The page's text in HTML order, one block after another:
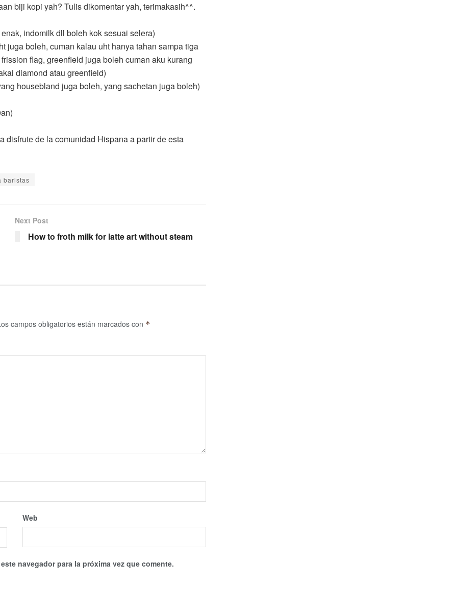
biji kopi yah? Tulis dikomentar yah, terimakasih^^.
indomilk dll boleh kok sesuai selera)
juga boleh, cuman kalau uht hanya tahan sampa tiga
flag, greenfield juga boleh cuman aku kurang
diamond atau greenfield)
housebland juga boleh, yang sachetan juga boleh)
disfrute de la comunidad Hispana a partir de esta
baristas
Next Post
How to froth milk for latte art without steam
campos obligatorios están marcados con *
Web
navegador para la próxima vez que comente.